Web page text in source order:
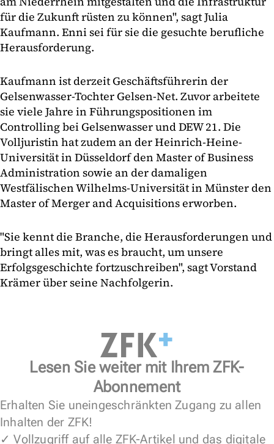
für die Zukunft rüsten zu können", sagt Julia
Kaufmann. Enni sei für sie die gesuchte berufliche
Herausforderung.
Kaufmann ist derzeit Geschäftsführerin der
Gelsenwasser-Tochter Gelsen-Net. Zuvor arbeitete
sie viele Jahre in Führungspositionen im
Controlling bei Gelsenwasser und DEW 21. Die
Volljuristin hat zudem an der Heinrich-Heine-
Universität in Düsseldorf den Master of Business
Administration sowie an der damaligen
Westfälischen Wilhelms-Universität in Münster den
Master of Merger and Acquisitions erworben.
"Sie kennt die Branche, die Herausforderungen und
bringt alles mit, was es braucht, um unsere
Erfolgsgeschichte fortzuschreiben", sagt Vorstand
Krämer über seine Nachfolgerin.
Lesen Sie weiter mit Ihrem ZFK-
Abonnement
Erhalten Sie uneingeschränkten Zugang zu allen
Inhalten der ZFK!
✓ Vollzugriff auf alle ZFK-Artikel und das digitale